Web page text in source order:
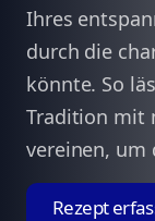
Ihres
durch die
könnte. So
Tradition mit
vereinen, um
Rezept